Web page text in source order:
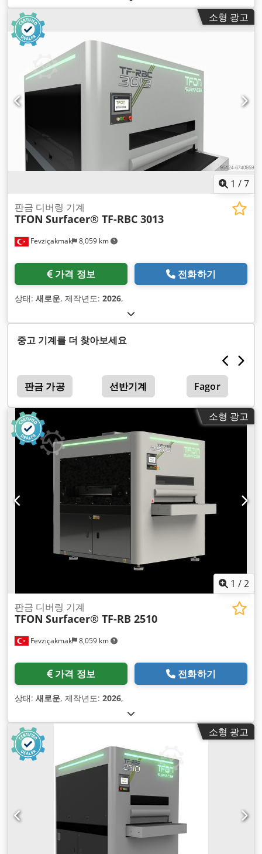
소형 광고
1 /7
Fevziçakmak 8,059 km
판금 디버링 기계
TFON Surfacer® TF-RBC 3013
가격 정보 전화하기
상태: 새로운, 제작년도: 2026,
중고 기계를 더 찾아보세요
판금 가공 선반기계 Fagor
소형 광고
1 /2
Fevziçakmak 8,059 km
판금 디버링 기계
TFON Surfacer® TF-RB 2510
가격 정보 전화하기
상태: 새로운, 제작년도: 2026,
소형 광고